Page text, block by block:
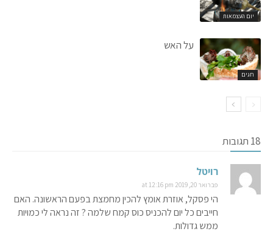
יום העצמאות
חגים
על האש
18 תגובות
רויטל
פברואר 20, 2019 at 12:16 pm
הי פסקל, אוזרת אומץ להכין מחמצת בפעם הראשונה. האם
חייבים כל יום להכניס כוס קמח שלמה ? זה נראה לי כמויות
ממש גדולות.